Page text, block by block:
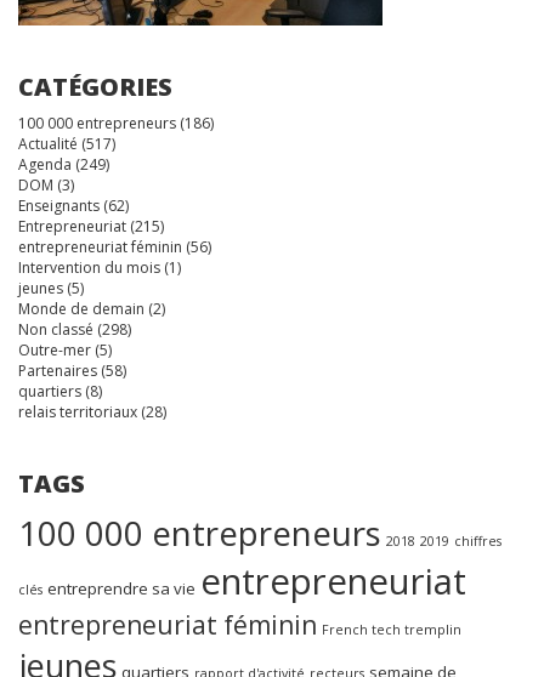
CATÉGORIES
100 000 entrepreneurs (186)
Actualité (517)
Agenda (249)
DOM (3)
Enseignants (62)
Entrepreneuriat (215)
entrepreneuriat féminin (56)
Intervention du mois (1)
jeunes (5)
Monde de demain (2)
Non classé (298)
Outre-mer (5)
Partenaires (58)
quartiers (8)
relais territoriaux (28)
TAGS
100 000 entrepreneurs 2018 2019 chiffres
clés entreprendre sa vie entrepreneuriat
entrepreneuriat féminin French tech tremplin
jeunes quartiers rapport d'activité recteurs semaine de